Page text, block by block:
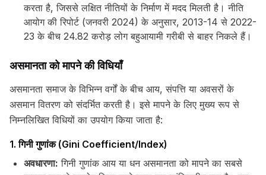
करता है, जिससे लक्षित नीतियों के निर्माण में मदद मिलती है। नीति
आयोग की रिपोर्ट (जनवरी 2024) के अनुसार, 2013-14 से 2022-
23 के बीच 24.82 करोड़ लोग बहुआयामी गरीबी से बाहर निकले हैं।
असमानता को मापने की विधियाँ
असमानता समाज के विभिन्न वर्गों के बीच आय, संपत्ति या अवसरों के
असमान वितरण को संदर्भित करती है। इसे मापने के लिए मुख्य रूप से
निम्नलिखित विधियों का उपयोग किया जाता है:
1. गिनी गुणांक (Gini Coefficient/Index)
अवधारणा: गिनी गुणांक आय या धन असमानता को मापने का सबसे